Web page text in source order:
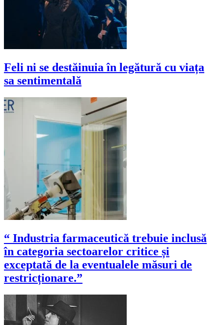
Feli ni se destăinuia în legătură cu viața
sa sentimentală
“ Industria farmaceutică trebuie inclusă
în categoria sectoarelor critice și
exceptată de la eventualele măsuri de
restricționare.”